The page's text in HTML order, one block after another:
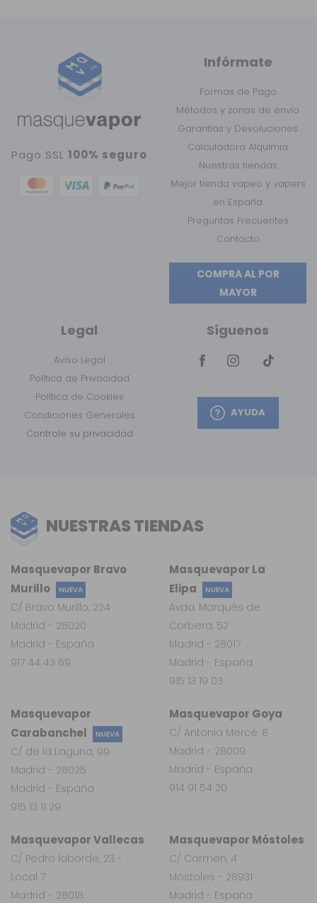
Pago SSL100% seguro
Infórmate
Formas de Pago
Métodos y zonas de envío
Garantías y Devoluciones
Calculadora Alquimia
Nuestras tiendas
Mejor tienda vapeo y vapers
en España
Preguntas Frecuentes
Contacto
COMPRA AL POR
MAYOR
Legal
Aviso Legal
Política de Privacidad
Política de Cookies
Condiciones Generales
Controle su privacidad
Síguenos
AYUDA
NUESTRAS TIENDAS
Masquevapor
Carabanchel
NUEVA
C/ de la Laguna, 99
Madrid - 28025
Madrid - España
915 13 11 29
Masquevapor Vallecas
C/ Pedro laborde, 23 -
Local 7
Madrid - 28018
Masquevapor Móstoles
C/ Carmen, 4
Móstoles - 28931
Madrid - España
Masquevapor Goya
C/ Antonia Mercé, 8
Madrid - 28009
Madrid - España
914 91 54 20
Masquevapor La
Elipa
NUEVA
Avda. Marqués de
Corbera, 52
Madrid - 28017
Madrid - España
915 13 19 03
Masquevapor Bravo
Murillo
NUEVA
C/ Bravo Murillo, 224
Madrid - 28020
Madrid - España
917 44 43 69